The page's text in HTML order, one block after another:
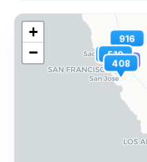
408
415
510
916
669
+
−